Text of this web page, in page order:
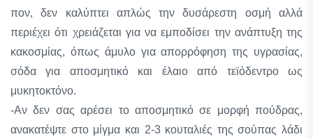
πον, δεν καλύπτει απλώς την δυσάρεστη οσμή αλλά
περιέχει ότι χρειάζεται για να εμποδίσει την ανάπτυξη της
κακοσμίας, όπως άμυλο για απορρόφηση της υγρασίας,
σόδα για αποσμητικό και έλαιο από τεϊόδεντρο ως
μυκητοκτόνο.
-Αν δεν σας αρέσει το αποσμητικό σε μορφή πούδρας,
ανακατέψτε στο μίγμα και 2-3 κουταλιές της σούπας λάδι